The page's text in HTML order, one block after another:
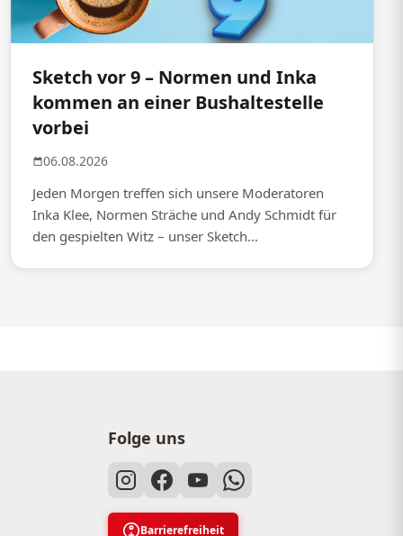
Sketch vor 9 – Normen und Inka
kommen an einer Bushaltestelle
vorbei
06.08.2026
Jeden Morgen treffen sich unsere Moderatoren
Inka Klee, Normen Sträche und Andy Schmidt für
den gespielten Witz – unser Sketch...
Folge uns
Barrierefreiheit